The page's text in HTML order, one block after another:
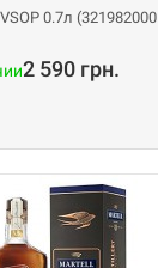
0.7л
2 590 грн.